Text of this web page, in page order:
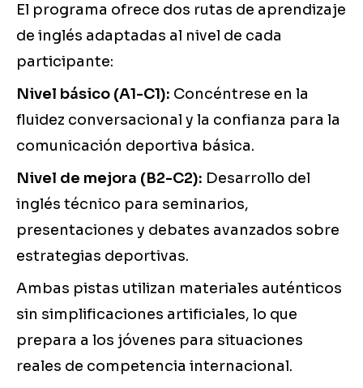
El programa ofrece dos rutas de aprendizaje
de inglés adaptadas al nivel de cada
participante:
Nivel básico (A1-C1): Concéntrese en la
fluidez conversacional y la confianza para la
comunicación deportiva básica.
Nivel de mejora (B2-C2): Desarrollo del
inglés técnico para seminarios,
presentaciones y debates avanzados sobre
estrategias deportivas.
Ambas pistas utilizan materiales auténticos
sin simplificaciones artificiales, lo que
prepara a los jóvenes para situaciones
reales de competencia internacional.